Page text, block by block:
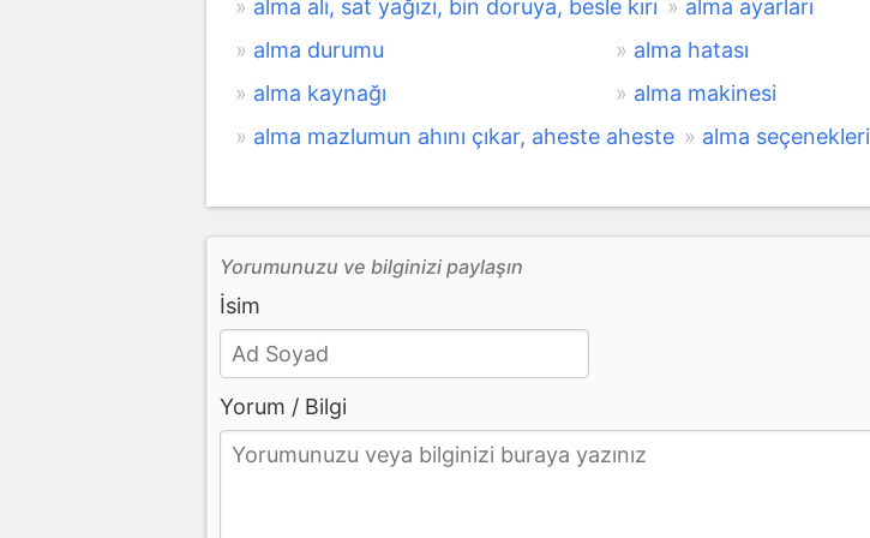
alma alı, sat yağızı, bin doruya, besle kırı
alma ayarları
alma durumu
alma hatası
alma kaynağı
alma makinesi
alma mazlumun ahını çıkar, aheste aheste
alma seçenekleri
Yorumunuzu ve bilginizi paylaşın
İsim
Yorum / Bilgi